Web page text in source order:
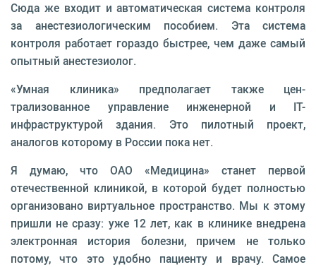
Сюда же входит и автоматиче­ская система контроля
за анестезиологическим пособием. Эта система
контроля работает гораздо бы­стрее, чем даже самый
опытный анестезиолог.
«Умная клиника» предполагает также цен­
трализованное управление инженерной и IT-
инфраструктурой здания. Это пилотный проект,
аналогов которому в России пока нет.
Я думаю, что ОАО «Медицина» станет первой
отечественной клиникой, в которой будет полно­стью
организовано виртуальное пространство. Мы к этому
пришли не сразу: уже 12 лет, как в клини­ке внедрена
электронная история болезни, причем не только
потому, что это удобно пациенту и врачу. Самое